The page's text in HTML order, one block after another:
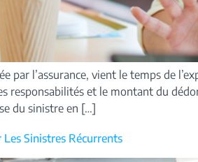
par l’assurance, vient le temps de
responsabilités et le montant du
du sinistre en […]
Sinistres Récurrents